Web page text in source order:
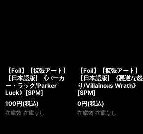
【Foil】【拡張アート】
【日本語版】《パーカ
ー・ラック/Parker
Luck》[SPM]
100円(税込)
在庫数 在庫なし
【Foil】【拡張アート】
【日本語版】《悪逆な怒
り/Villainous Wrath》
[SPM]
0円(税込)
在庫数 在庫なし